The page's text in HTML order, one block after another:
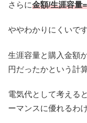
さらに金額/生涯容量
ややわかりにくいで
生涯容量と購入金額
円だったかという計
電気代として考える
ーマンスに優れるわ